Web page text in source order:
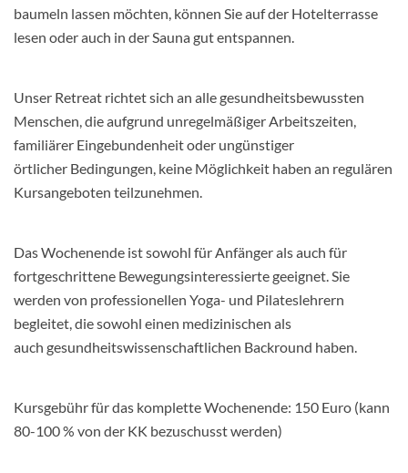
baumeln lassen möchten, können Sie auf der Hotelterrasse
lesen oder auch in der Sauna gut entspannen.
Unser Retreat richtet sich an alle gesundheitsbewussten
Menschen, die aufgrund unregelmäßiger Arbeitszeiten,
familiärer Eingebundenheit oder ungünstiger
örtlicher Bedingungen, keine Möglichkeit haben an regulären
Kursangeboten teilzunehmen.
Das Wochenende ist sowohl für Anfänger als auch für
fortgeschrittene Bewegungsinteressierte geeignet. Sie
werden von professionellen Yoga- und Pilateslehrern
begleitet, die sowohl einen medizinischen als
auch gesundheitswissenschaftlichen Backround haben.
Kursgebühr für das komplette Wochenende: 150 Euro (kann
80-100 % von der KK bezuschusst werden)